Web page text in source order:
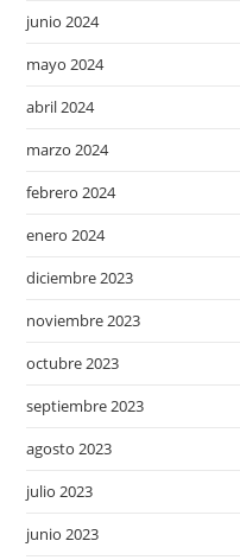
junio 2024
mayo 2024
abril 2024
marzo 2024
febrero 2024
enero 2024
diciembre 2023
noviembre 2023
octubre 2023
septiembre 2023
agosto 2023
julio 2023
junio 2023